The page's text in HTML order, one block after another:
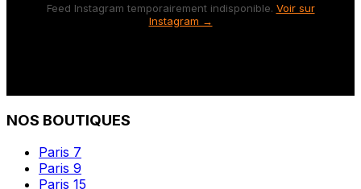
Feed Instagram temporairement indisponible. Voir sur
Instagram →
NOS BOUTIQUES
Paris 7
Paris 9
Paris 15